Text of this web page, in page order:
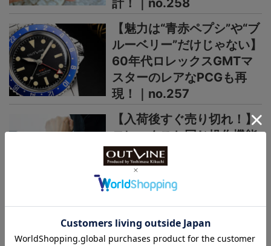
計！｜no.258
【魅力は“青赤ペプシ”や“ブ
ルーベリー”だけじゃない】
60年代ロレックスGMTマ
スターのレアなPCGも再
現！｜no.257
【入荷後すぐ売り切れ！】
ロレックスと同じ操作機能
で8万円の日本製GMT時計
がヨーロッパで高く評価さ
れるワケ｜no.256
＞＞＞もっと見る
日本未上陸ブランド